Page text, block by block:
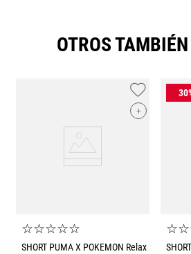
Califica el producto de 1 a 5
★★★★
Dirección de email
OTROS
+
☆☆☆☆☆
SHORT PUMA X POKEMON Relax
☆☆